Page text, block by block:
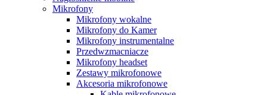
Mikrofony
Mikrofony wokalne
Mikrofony do Kamer
Mikrofony instrumentalne
Przedwzmacniacze
Mikrofony headset
Zestawy mikrofonowe
Akcesoria mikrofonowe